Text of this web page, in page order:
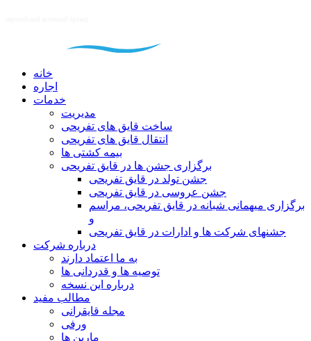
خانه
اجاره
خدمات
مدیریت
ساخت قایق های تفریحی
انتقال قایق های تفریحی
بیمه کشتی ها
برگزاری جشن ها در قایق تفریحی
جشن تولد در قایق تفریحی
جشن عروسی در قایق تفریحی
برگزاری میهمانی شبانه در قایق تفریحی، مراسم
و
جشنهای شرکت ها و ادارات در قایق تفریحی
درباره شرکت
به ما اعتماد دارند
توصیه ها و قدردانی ها
درباره این نسخه
مطالب مفید
مجله قایقرانی
ورفی
مارین ها